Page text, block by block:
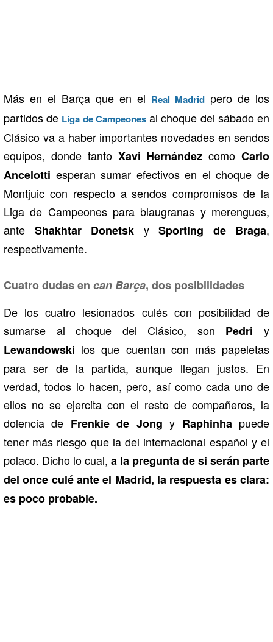
Más en el Barça que en el Real Madrid pero de los
partidos de Liga de Campeonesal choque del sábado en
Clásico va a haber importantes novedades en sendos
equipos, donde tanto Xavi Hernández comoCarlo
Ancelotti esperan sumar efectivos en el choque de
Montjuic con respecto a sendos compromisos de la
Liga de Campeones para blaugranas y merengues,
ante Shakhtar Donetsk y Sporting de Braga,
respectivamente.
Cuatro dudas en can Barça, dos posibilidades
De los cuatro lesionados culés con posibilidad de
sumarse al choque del Clásico, son Pedriy
Lewandowski los que cuentan con más papeletas
para ser de la partida, aunque llegan justos. En
verdad, todos lo hacen, pero, así como cada uno de
ellos no se ejercita con el resto de compañeros, la
dolencia de Frenkie de Jong y Raphinha puede
tener más riesgo que la del internacional español y el
polaco. Dicho lo cual, a la pregunta de si serán parte
del once culé ante el Madrid, la respuesta es clara:
es poco probable.